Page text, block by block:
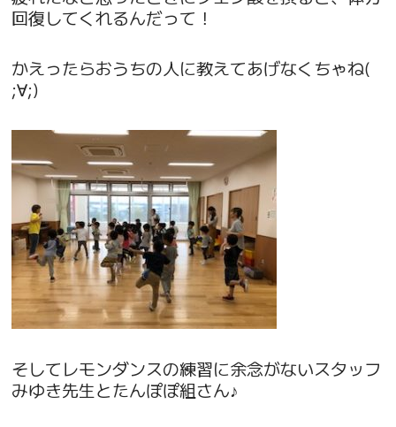
回復してくれるんだって！
かえったらおうちの人に教えてあげなくちゃね(
;∀;)
そしてレモンダンスの練習に余念がないスタッフ
みゆき先生とたんぽぽ組さん♪